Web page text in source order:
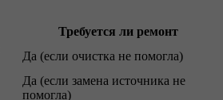
Требуется ли ремонт
Да (если очистка не помогла)
Да (если замена источника не
помогла)